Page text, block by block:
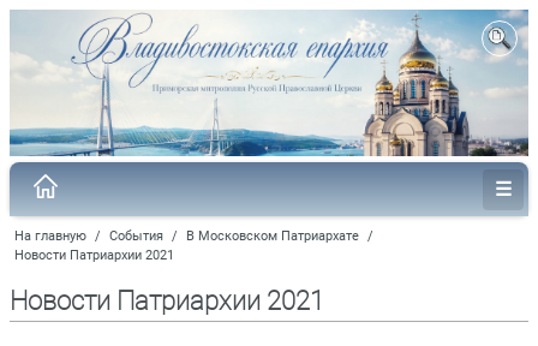
На главную / События / В Московском Патриархате /
Новости Патриархии 2021
Новости Патриархии 2021